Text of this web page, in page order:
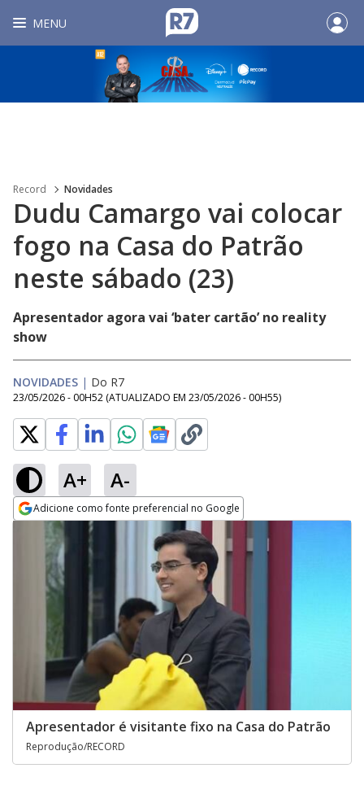
MENU
Record Novidades
Dudu Camargo vai colocar
fogo na Casa do Patrão
neste sábado (23)
Apresentador agora vai ‘bater cartão’ no reality
show
NOVIDADES | Do R7
23/05/2026 - 00H52 (ATUALIZADO EM 23/05/2026 - 00H55)
A+ A-
Adicione como fonte preferencial no Google
Opens in new window
Apresentador é visitante fixo na Casa do Patrão
Reprodução/RECORD